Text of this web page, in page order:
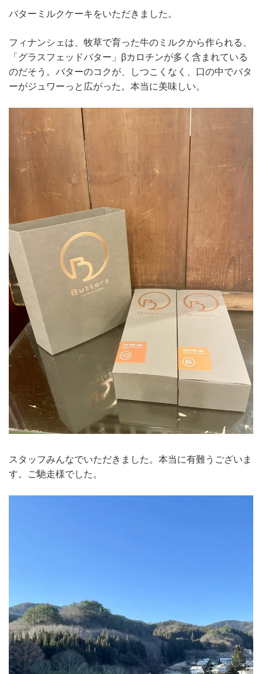
バターミルクケーキをいただきました。
フィナンシェは、牧草で育った牛のミルクから作られる、
「グラスフェッドバター」βカロチンが多く含まれている
のだそう。バターのコクが、しつこくなく、口の中でバタ
ーがジュワーっと広がった。本当に美味しい。
スタッフみんなでいただきました。本当に有難うございま
す。ご馳走様でした。